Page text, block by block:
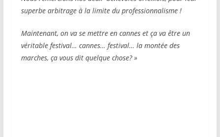
superbe arbitrage à la limite du professionnalisme !
Maintenant, on va se mettre en cannes et ça va être un
véritable festival… cannes… festival… la montée des
marches, ça vous dit quelque chose? »